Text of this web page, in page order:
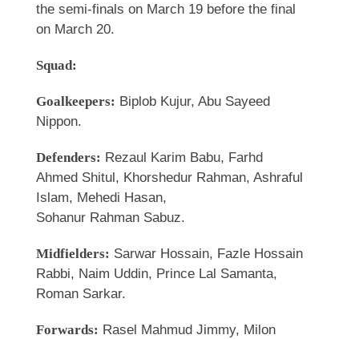
the semi-finals on March 19 before the final
on March 20.
Squad:
Goalkeepers: Biplob Kujur, Abu Sayeed
Nippon.
Defenders: Rezaul Karim Babu, Farhd
Ahmed Shitul, Khorshedur Rahman, Ashraful
Islam, Mehedi Hasan,
Sohanur Rahman Sabuz.
Midfielders: Sarwar Hossain, Fazle Hossain
Rabbi, Naim Uddin, Prince Lal Samanta,
Roman Sarkar.
Forwards: Rasel Mahmud Jimmy, Milon